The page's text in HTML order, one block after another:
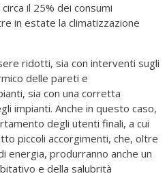
il 25% dei consumi
in estate la climatizzazione
ridotti, sia con interventi sugli
delle pareti e
sia con una corretta
impianti. Anche in questo caso,
degli utenti finali, a cui
piccoli accorgimenti, che, oltre
energia, produrranno anche un
e della salubrità